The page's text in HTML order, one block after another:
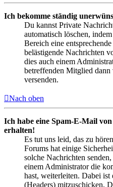
Ich bekomme ständig
Du kannst Private
automatisch löschen,
Bereich eine
belästigende Nachrichten
dies auch einem
betreffenden Mitglied dann
versenden.
Nach oben
Ich habe eine Spam-E-Mail
erhalten!
Es tut uns leid, das zu
Forums hat einige
solche Nachrichten
einem Administrator die
hast, weiterleiten. Dabei
(Headers) mitzuschicken.